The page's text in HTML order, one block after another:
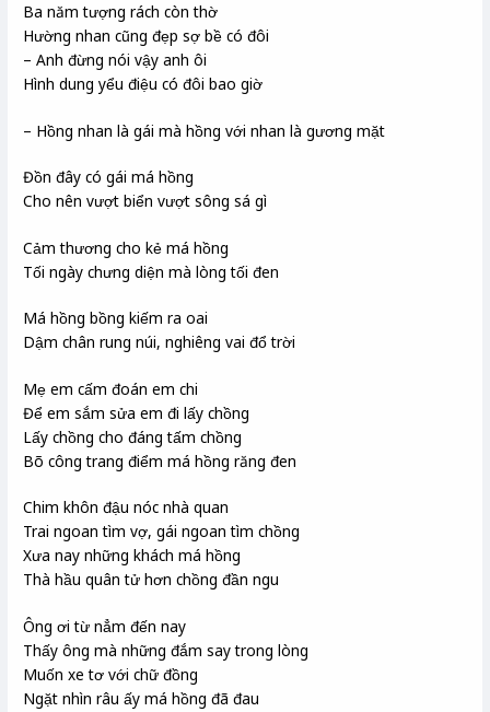
Ba năm tượng rách còn thờ
Hường nhan cũng đẹp sợ bề có đôi
– Anh đừng nói vậy anh ôi
Hình dung yểu điệu có đôi bao giờ
– Hồng nhan là gái mà hồng với nhan là gương mặt
Đồn đây có gái má hồng
Cho nên vượt biển vượt sông sá gì
Cảm thương cho kẻ má hồng
Tối ngày chưng diện mà lòng tối đen
Má hồng bồng kiếm ra oai
Dậm chân rung núi, nghiêng vai đổ trời
Mẹ em cấm đoán em chi
Để em sắm sửa em đi lấy chồng
Lấy chồng cho đáng tấm chồng
Bõ công trang điểm má hồng răng đen
Chim khôn đậu nóc nhà quan
Trai ngoan tìm vợ, gái ngoan tìm chồng
Xưa nay những khách má hồng
Thà hầu quân tử hơn chồng đần ngu
Ông ơi từ nẳm đến nay
Thấy ông mà những đắm say trong lòng
Muốn xe tơ với chữ đồng
Ngặt nhìn râu ấy má hồng đã đau